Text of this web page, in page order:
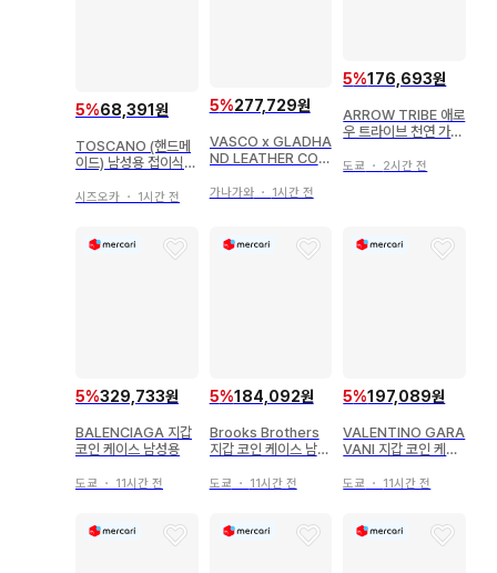
5%68,391원
TOSCANO (핸드메
이드) 남성용 접이식
시즈오카 ・ 1시간 전
5%277,729원
VASCO x GLADHA
ND LEATHER COIN
가나가와・ 1시간 전
5%176,693원
ARROW TRIBE 애로
우 트라이브 천연 가죽
도쿄 ・ 2시간 전
5%329,733원
BALENCIAGA 지갑
코인 케이스 남성용
도쿄 ・ 11시간 전
5%184,092원
Brooks Brothers
지갑 코인 케이스 남성
도쿄 ・ 11시간 전
5%197,089원
VALENTINO GARA
VANI 지갑 코인 케이
도쿄 ・ 11시간 전